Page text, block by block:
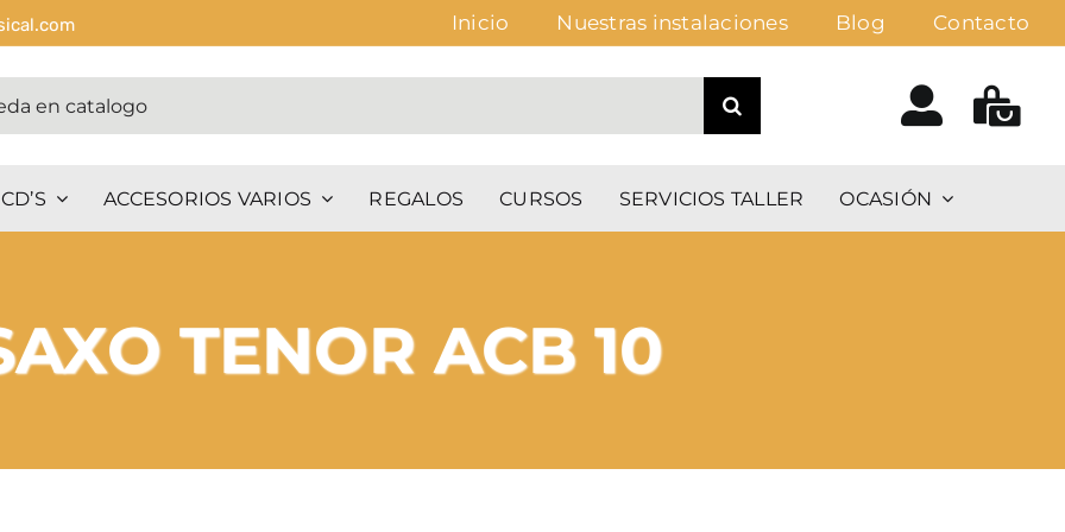
Inicio Nuestras instalaciones Blog Contacto
ACCESORIOS VARIOS REGALOS CURSOS SERVICIOS TALLER OCASIÓN
TENOR ACB 10